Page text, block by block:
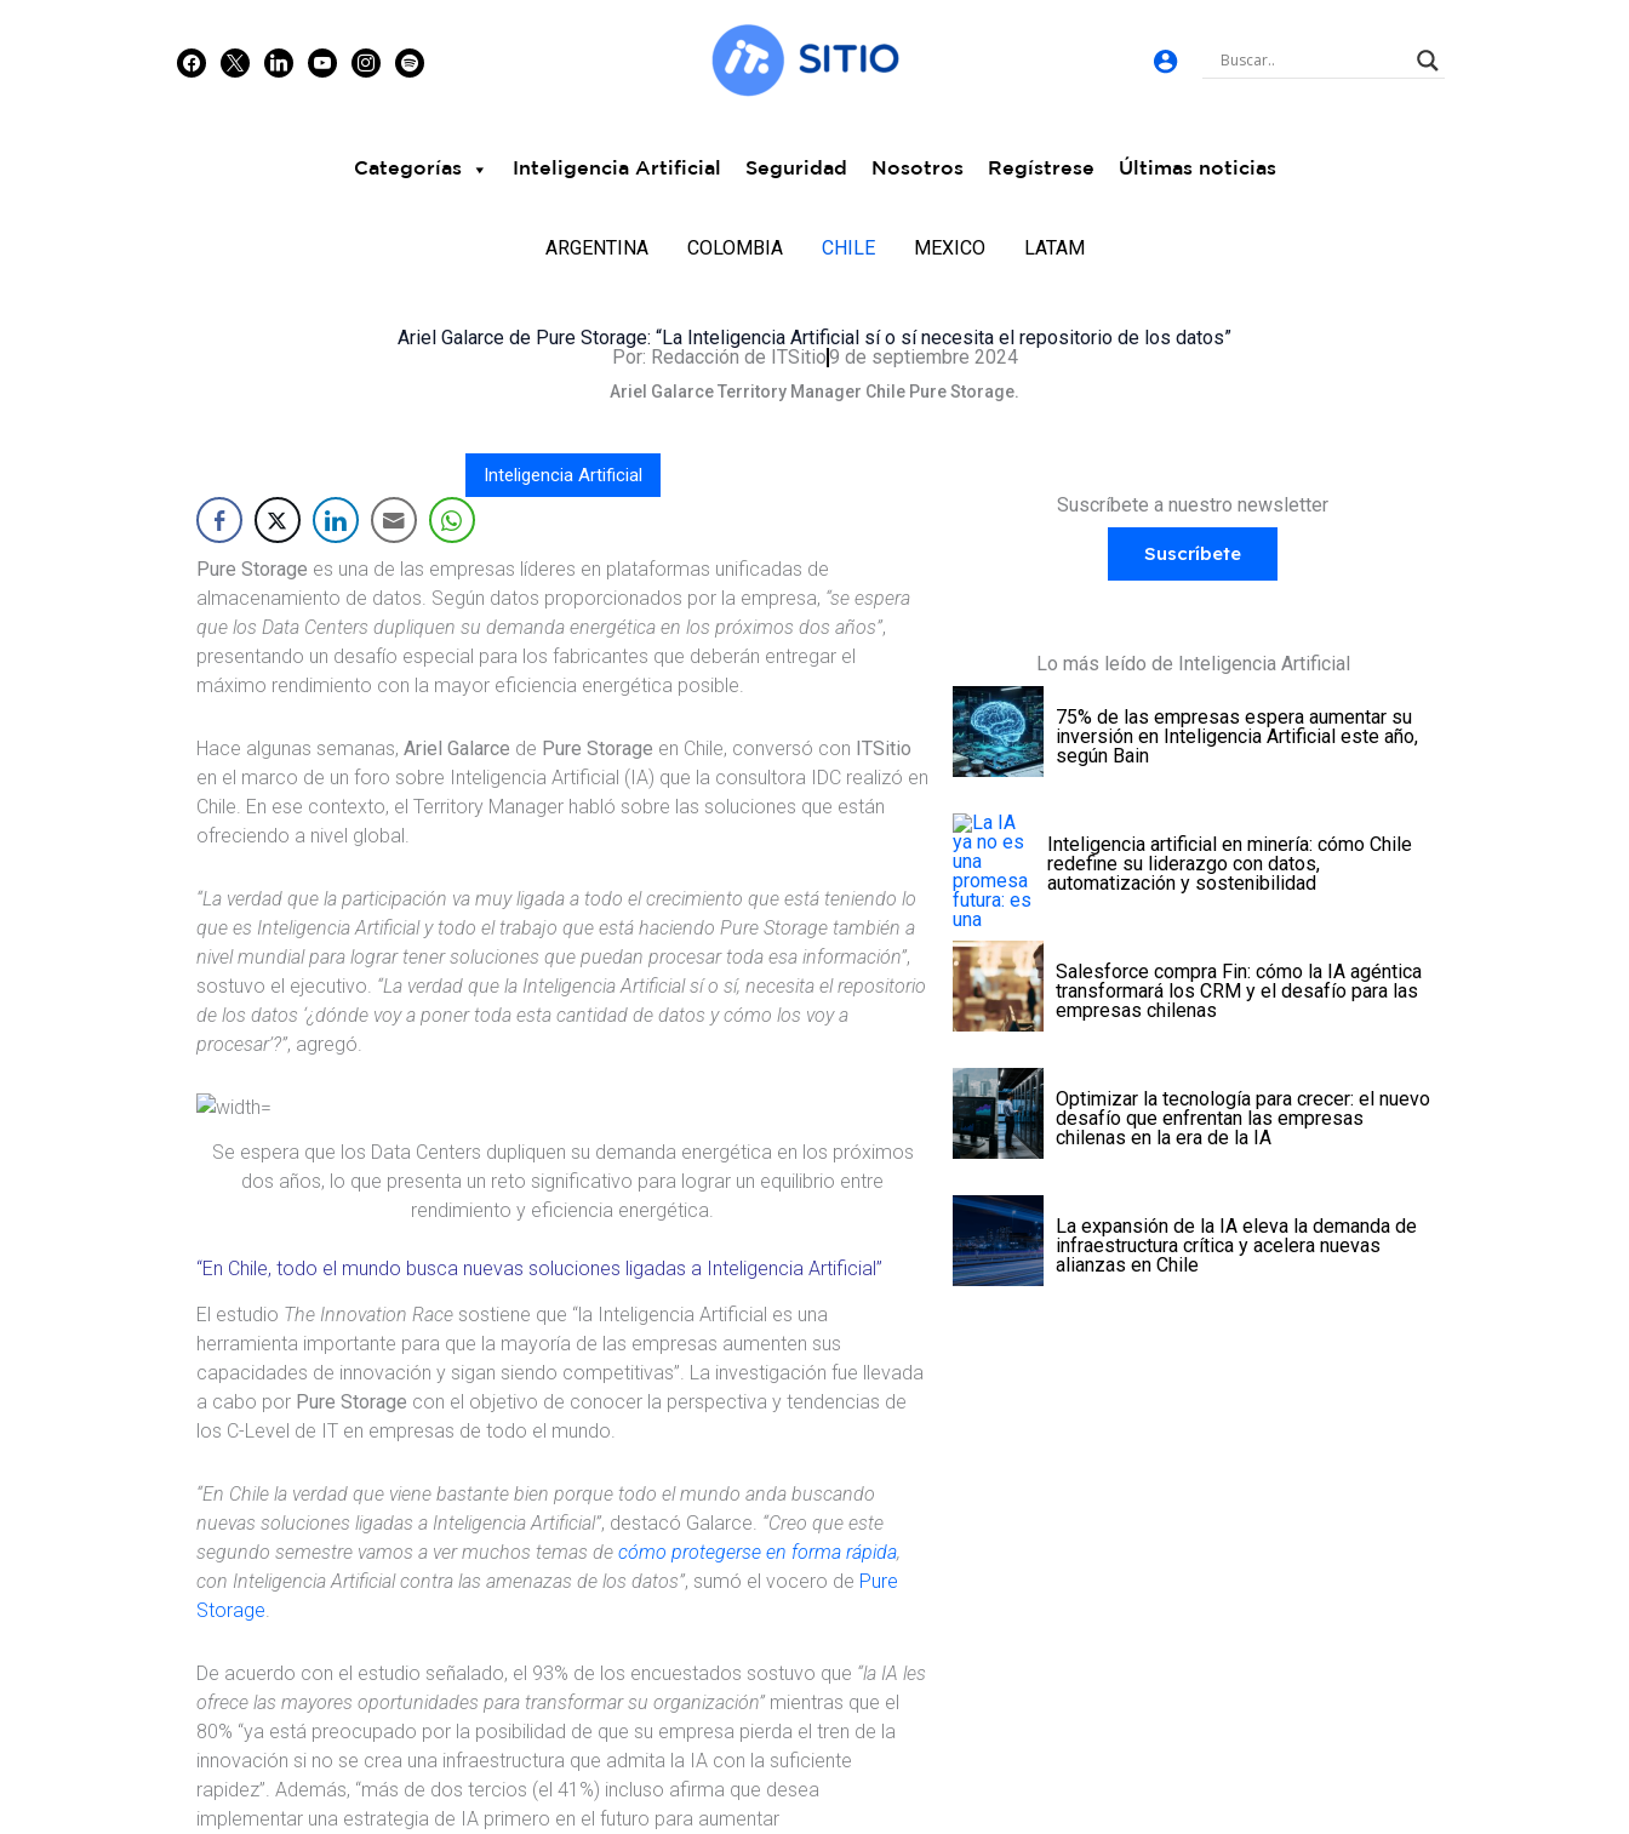
Categorías Inteligencia Artificial Seguridad Nosotros Regístrese Últimas noticias
ARGENTINA COLOMBIA CHILE MEXICO LATAM
Ariel Galarce de Pure Storage: “La Inteligencia Artificial sí o sí necesita el repositorio de los datos”
Por: Redacción de ITSitio9 de septiembre 2024
Ariel Galarce Territory Manager Chile Pure Storage.
Inteligencia Artificial
Pure Storage es una de las empresas líderes en plataformas unificadas de
almacenamiento de datos. Según datos proporcionados por la empresa, “se espera
que los Data Centers dupliquen su demanda energética en los próximos dos años”,
presentando un desafío especial para los fabricantes que deberán entregar el
máximo rendimiento con la mayor eficiencia energética posible.
Hace algunas semanas, Ariel Galarce de Pure Storage en Chile, conversó con ITSitio
en el marco de un foro sobre Inteligencia Artificial (IA) que la consultora IDC realizó en
Chile. En ese contexto, el Territory Manager habló sobre las soluciones que están
ofreciendo a nivel global.
“La verdad que la participación va muy ligada a todo el crecimiento que está teniendo lo
que es Inteligencia Artificial y todo el trabajo que está haciendo Pure Storage también a
nivel mundial para lograr tener soluciones que puedan procesar toda esa información”,
sostuvo el ejecutivo. “La verdad que la Inteligencia Artificial sí o sí, necesita el repositorio
de los datos ‘¿dónde voy a poner toda esta cantidad de datos y cómo los voy a
procesar’?”, agregó.
Se espera que los Data Centers dupliquen su demanda energética en los próximos
dos años, lo que presenta un reto significativo para lograr un equilibrio entre
rendimiento y eficiencia energética.
“En Chile, todo el mundo busca nuevas soluciones ligadas a Inteligencia Artificial”
El estudio The Innovation Race sostiene que “la Inteligencia Artificial es una
herramienta importante para que la mayoría de las empresas aumenten sus
capacidades de innovación y sigan siendo competitivas”. La investigación fue llevada
a cabo por Pure Storage con el objetivo de conocer la perspectiva y tendencias de
los C-Level de IT en empresas de todo el mundo.
“En Chile la verdad que viene bastante bien porque todo el mundo anda buscando
nuevas soluciones ligadas a Inteligencia Artificial”, destacó Galarce. “Creo que este
segundo semestre vamos a ver muchos temas de cómo protegerse en forma rápida,
con Inteligencia Artificial contra las amenazas de los datos”, sumó el vocero de Pure
Storage.
De acuerdo con el estudio señalado, el 93% de los encuestados sostuvo que “la IA les
ofrece las mayores oportunidades para transformar su organización” mientras que el
80% “ya está preocupado por la posibilidad de que su empresa pierda el tren de la
innovación si no se crea una infraestructura que admita la IA con la suficiente
rapidez”. Además, “más de dos tercios (el 41%) incluso afirma que desea
implementar una estrategia de IA primero en el futuro para aumentar
Suscríbete a nuestro newsletter
Suscríbete
Lo más leído de Inteligencia Artificial
75% de las empresas espera aumentar su
inversión en Inteligencia Artificial este año,
según Bain
Inteligencia artificial en minería: cómo Chile
redefine su liderazgo con datos,
automatización y sostenibilidad
Salesforce compra Fin: cómo la IA agéntica
transformará los CRM y el desafío para las
empresas chilenas
Optimizar la tecnología para crecer: el nuevo
desafío que enfrentan las empresas
chilenas en la era de la IA
La expansión de la IA eleva la demanda de
infraestructura crítica y acelera nuevas
alianzas en Chile